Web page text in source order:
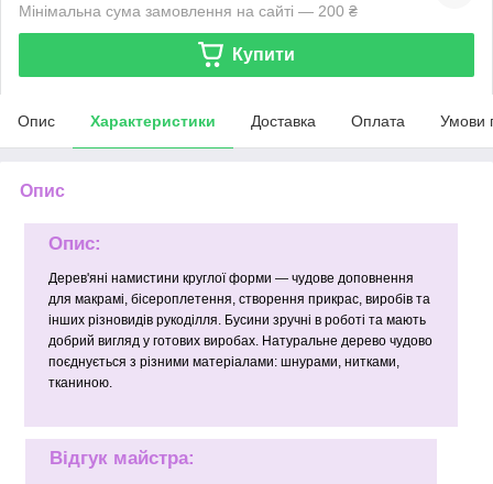
Мінімальна сума замовлення на сайті — 200 ₴
Купити
Опис Характеристики Доставка Оплата Умови
Опис
Опис:
Дерев'яні намистини круглої форми — чудове доповнення
для макрамі, бісероплетення, створення прикрас, виробів та
інших різновидів рукоділля. Бусини зручні в роботі та мають
добрий вигляд у готових виробах. Натуральне дерево чудово
поєднується з різними матеріалами: шнурами, нитками,
тканиною.
Відгук майстра: